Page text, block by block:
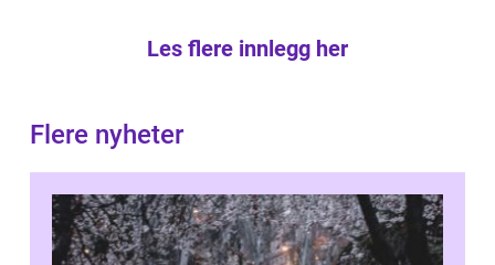
Les flere innlegg her
Flere nyheter